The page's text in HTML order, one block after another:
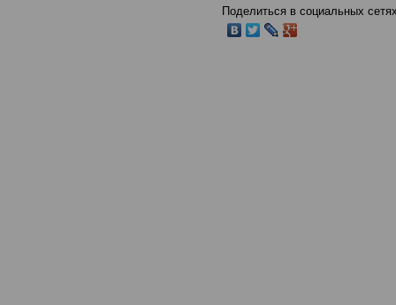
Поделиться в социальных